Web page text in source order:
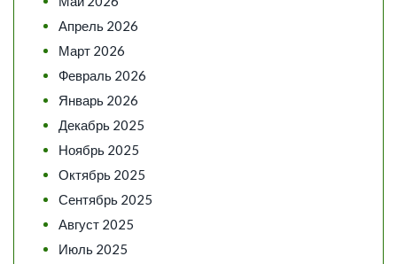
Апрель 2026
Март 2026
Февраль 2026
Январь 2026
Декабрь 2025
Ноябрь 2025
Октябрь 2025
Сентябрь 2025
Август 2025
Июль 2025